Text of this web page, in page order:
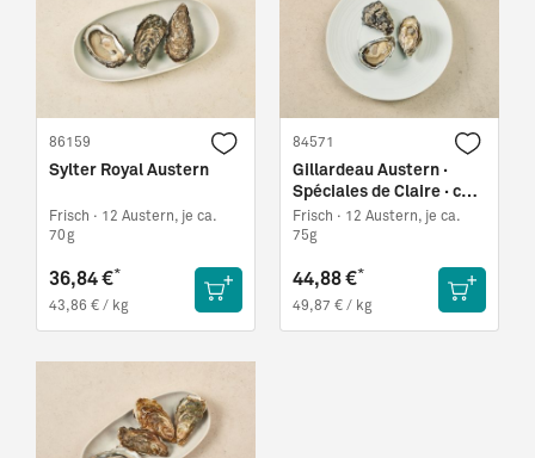
86159
Sylter Royal Austern
Frisch · 12 Austern, je ca.
70g
36,84 €*
43,86 € / kg
84571
Gillardeau Austern ·
Spéciales de Claire · ca.
75g
Frisch · 12 Austern, je ca.
75g
44,88 €*
49,87 € / kg